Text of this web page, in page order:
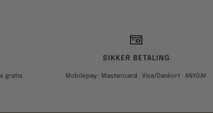
gratis
SIKKER BETALING
Mobilepay · Mastercard · Visa/Dankort · ANYDAY